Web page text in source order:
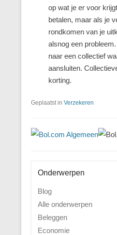
op wat je er voor
betalen, maar als je
rondkomen van je
alsnog een
naar een collectief
aansluiten.
korting.
Geplaatst in Verzekeren
Onderwerpen
Blog
Alle onderwerpen
Beleggen
Economie